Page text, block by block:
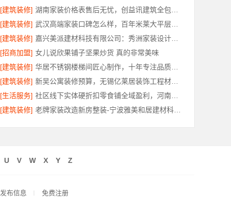
[建筑装修]
[建筑装修]
[建筑装修]
[招商加盟] 女儿说欣果铺子坚果炒货 真的非常美味
[建筑装修]
[建筑装修]
[生活服务]
[建筑装修]
U V W X Y Z
发布信息 免费注册